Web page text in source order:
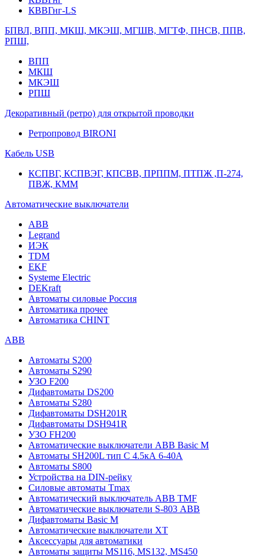
КВВГнг-LS
БПВЛ, ВПП, МКШ, МКЭШ, МГШВ, МГТФ, ПНСВ, ППВ,
РПШ,
ВПП
МКШ
МКЭШ
РПШ
Декоративный (ретро) для открытой проводки
Ретропровод BIRONI
Кабель USB
КСПВГ, КСПВЭГ, КПСВВ, ПРППМ, ПТПЖ ,П-274,
ПВЖ, КММ
Автоматические выключатели
ABB
Legrand
ИЭК
TDM
EKF
Systeme Electric
DEKraft
Автоматы силовые Россия
Автоматика прочее
Автоматика CHINT
ABB
Автоматы S200
Автоматы S290
УЗО F200
Дифавтоматы DS200
Автоматы S280
Дифавтоматы DSH201R
Дифавтоматы DSH941R
УЗО FH200
Автоматические выключатели ABB Basic M
Автоматы SH200L тип С 4.5кА 6-40А
Автоматы S800
Устройства на DIN-рейку
Силовые автоматы Tmax
Автоматический выключатель ABB TMF
Автоматические выключатели S-803 АВВ
Дифавтоматы Basic M
Автоматические выключатели XT
Аксессуары для автоматики
Автоматы защиты MS116, MS132, MS450